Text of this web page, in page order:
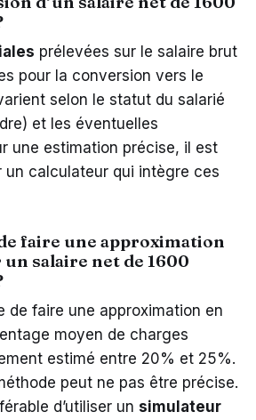
prélevées sur le salaire brut
pour la conversion vers le
selon le statut du salarié
et les éventuelles
une estimation précise, il est
un calculateur qui intègre ces
faire une approximation
salaire net de 1600
de faire une approximation en
moyen de charges
estimé entre 20% et 25%.
peut ne pas être précise.
d’utiliser un simulateur